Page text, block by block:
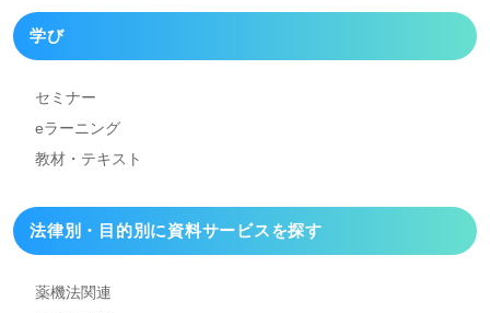
学び
セミナー
eラーニング
教材・テキスト
法律別・目的別に資料サービスを探す
薬機法関連